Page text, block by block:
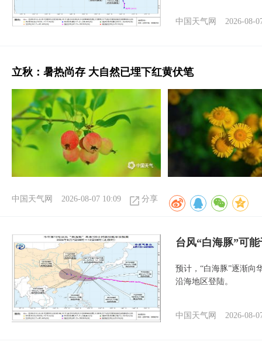
中国天气网 2026-08-
立秋：暑热尚存 大自然已埋下红黄伏笔
中国天气网 2026-08-07 10:09 分享
台风“白海豚”可
预计，“白海豚”逐渐向
沿海地区登陆。
中国天气网 2026-08-